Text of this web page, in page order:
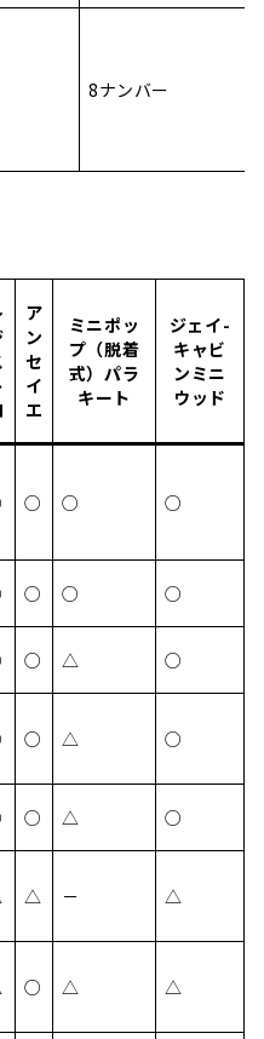
8ナンバー
ア
ン
セ
イ
エ
ミニポッ
プ（脱着
式）パラ
キート
ジェイ-
キャビ
ンミニ
ウッド
○ ○ ○
○ ○ ○
○ △ ○
○ △ ○
○ △ ○
△ － △
○ △ △